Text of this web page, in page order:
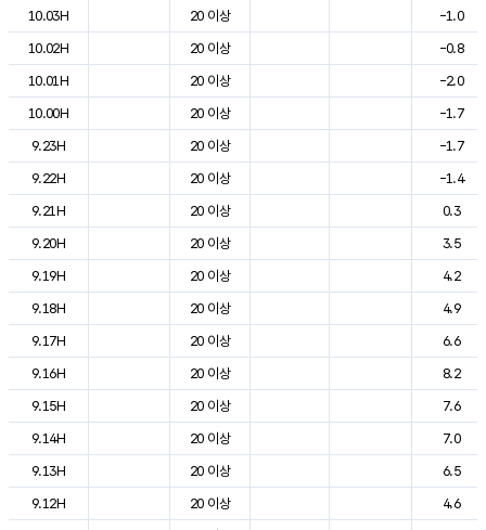
10.03H
20 이상
-1.0
10.02H
20 이상
-0.8
10.01H
20 이상
-2.0
10.00H
20 이상
-1.7
9.23H
20 이상
-1.7
9.22H
20 이상
-1.4
9.21H
20 이상
0.3
9.20H
20 이상
3.5
9.19H
20 이상
4.2
9.18H
20 이상
4.9
9.17H
20 이상
6.6
9.16H
20 이상
8.2
9.15H
20 이상
7.6
9.14H
20 이상
7.0
9.13H
20 이상
6.5
9.12H
20 이상
4.6